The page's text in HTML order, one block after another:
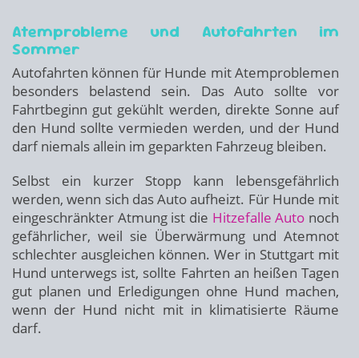
Atemprobleme und Autofahrten im
Sommer
Autofahrten können für Hunde mit Atemproblemen
besonders belastend sein. Das Auto sollte vor
Fahrtbeginn gut gekühlt werden, direkte Sonne auf
den Hund sollte vermieden werden, und der Hund
darf niemals allein im geparkten Fahrzeug bleiben.
Selbst ein kurzer Stopp kann lebensgefährlich
werden, wenn sich das Auto aufheizt. Für Hunde mit
eingeschränkter Atmung ist die Hitzefalle Auto noch
gefährlicher, weil sie Überwärmung und Atemnot
schlechter ausgleichen können. Wer in Stuttgart mit
Hund unterwegs ist, sollte Fahrten an heißen Tagen
gut planen und Erledigungen ohne Hund machen,
wenn der Hund nicht mit in klimatisierte Räume
darf.